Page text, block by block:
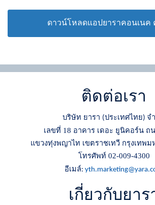
ดาวน์โหลดแอปยาราคอนเนค
ติดต่อเรา
บริษัท ยารา (ประเทศไทย) จ
เลขที่ 18 อาคาร เดอะ ยูนิคอร์น ถ
แขวงทุ่งพญาไท เขตราชเทวี กรุงเทพม
โทรศัพท์ 02-009-4300
อีเมล์:
เกี่ยวกับยาร